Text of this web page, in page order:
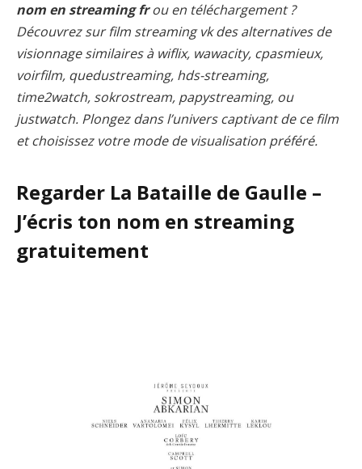
nom en streaming frou en téléchargement ?
Découvrez sur film streaming vk des alternatives de
visionnage similaires à wiflix, wawacity, cpasmieux,
voirfilm, quedustreaming, hds-streaming,
time2watch, sokrostream, papystreaming, ou
justwatch. Plongez dans l’univers captivant de ce film
et choisissez votre mode de visualisation préféré.
Regarder La Bataille de Gaulle –
J’écris ton nom en streaming
gratuitement